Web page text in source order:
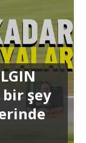
bir şey